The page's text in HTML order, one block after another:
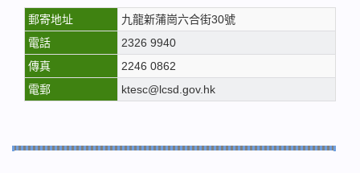
郵寄地址
九龍新蒲崗六合街30號
電話
2326 9940
傳真
2246 0862
電郵
ktesc@lcsd.gov.hk